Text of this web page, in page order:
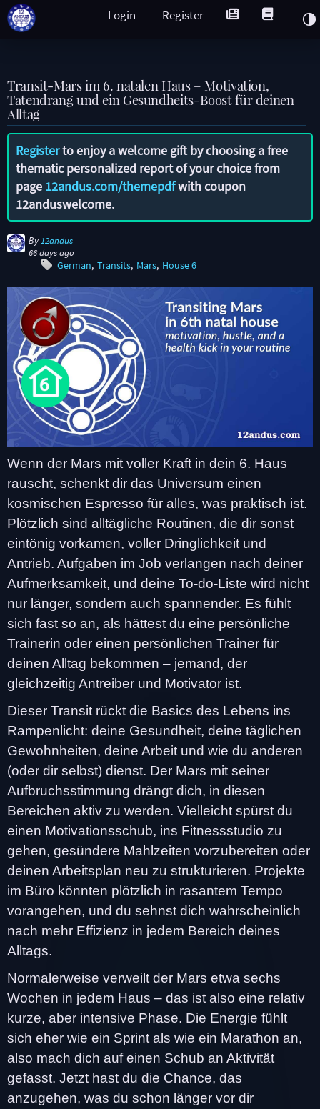
Register
Login
Transit-Mars im 6. natalen Haus – Motivation,
Tatendrang und ein Gesundheits-Boost für deinen
Alltag
Registerto enjoy a welcome gift by choosing a free
thematic personalized report of your choice from
page 12andus.com/themepdfwith coupon
12anduswelcome.
By 12andus
66 days ago
German Transits Mars House 6
Wenn der Mars mit voller Kraft in dein 6. Haus
rauscht, schenkt dir das Universum einen
kosmischen Espresso für alles, was praktisch ist.
Plötzlich sind alltägliche Routinen, die dir sonst
eintönig vorkamen, voller Dringlichkeit und
Antrieb. Aufgaben im Job verlangen nach deiner
Aufmerksamkeit, und deine To-do-Liste wird nicht
nur länger, sondern auch spannender. Es fühlt
sich fast so an, als hättest du eine persönliche
Trainerin oder einen persönlichen Trainer für
deinen Alltag bekommen – jemand, der
gleichzeitig Antreiber und Motivator ist.
Dieser Transit rückt die Basics des Lebens ins
Rampenlicht: deine Gesundheit, deine täglichen
Gewohnheiten, deine Arbeit und wie du anderen
(oder dir selbst) dienst. Der Mars mit seiner
Aufbruchsstimmung drängt dich, in diesen
Bereichen aktiv zu werden. Vielleicht spürst du
einen Motivationsschub, ins Fitnessstudio zu
gehen, gesündere Mahlzeiten vorzubereiten oder
deinen Arbeitsplan neu zu strukturieren. Projekte
im Büro könnten plötzlich in rasantem Tempo
vorangehen, und du sehnst dich wahrscheinlich
nach mehr Effizienz in jedem Bereich deines
Alltags.
Normalerweise verweilt der Mars etwa sechs
Wochen in jedem Haus – das ist also eine relativ
kurze, aber intensive Phase. Die Energie fühlt
sich eher wie ein Sprint als wie ein Marathon an,
also mach dich auf einen Schub an Aktivität
gefasst. Jetzt hast du die Chance, das
anzugehen, was du schon länger vor dir